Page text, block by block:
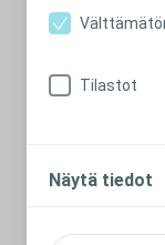
Tilastot
Näytä tiedot
avannesidosta.